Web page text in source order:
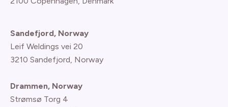
Sandefjord, Norway
Leif Weldings vei 20
3210 Sandefjord, Norway
Drammen, Norway
Strømsø Torg 4